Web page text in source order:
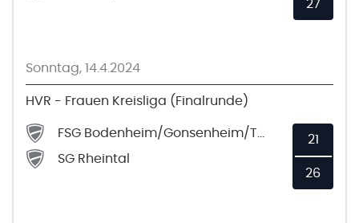
27
Sonntag, 14.4.2024
HVR - Frauen Kreisliga (Finalrunde)
SG Rheintal
21
26